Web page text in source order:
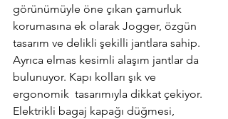
görünümüyle öne çıkan çamurluk
korumasına ek olarak Jogger, özgün
tasarım ve delikli şekilli jantlara sahip.
Ayrıca elmas kesimli alaşım jantlar da
bulunuyor. Kapı kolları şık ve
ergonomik  tasarımıyla dikkat çekiyor.
Elektrikli bagaj kapağı düğmesi,